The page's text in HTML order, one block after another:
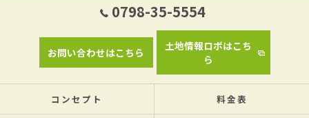
0798-35-5554
お問い合わせはこちら
土地情報ロボはこち
ら
コンセプト 料金表